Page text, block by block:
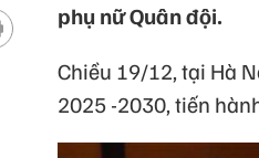
phụ nữ Quân đội.
Chiều 19/12, tại Hà
2025 -2030, tiến